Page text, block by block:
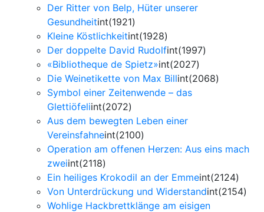
Der Ritter von Belp, Hüter unserer
Gesundheitint(1921)
Kleine Köstlichkeitint(1928)
Der doppelte David Rudolfint(1997)
«Bibliotheque de Spietz»int(2027)
Die Weinetikette von Max Billint(2068)
Symbol einer Zeitenwende – das
Glettiöfeliint(2072)
Aus dem bewegten Leben einer
Vereinsfahneint(2100)
Operation am offenen Herzen: Aus eins mach
zweiint(2118)
Ein heiliges Krokodil an der Emmeint(2124)
Von Unterdrückung und Widerstandint(2154)
Wohlige Hackbrettklänge am eisigen